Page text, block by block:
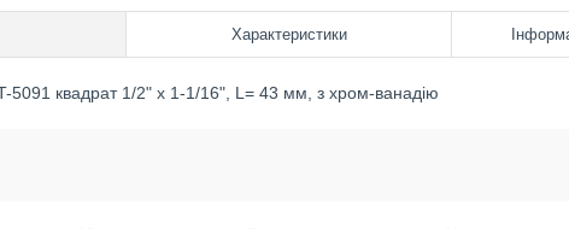
Характеристики
5091 квадрат 1/2" х 1-1/16", L= 43 мм, з хром-ванадію